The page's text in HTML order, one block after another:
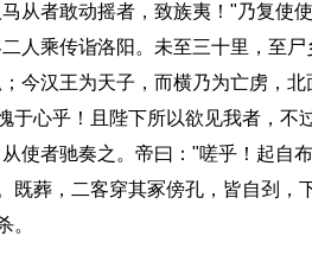
从者敢动摇者，致族夷！"乃复使
人乘传诣洛阳。未至三十里，至
今汉王为天子，而横乃为亡虏，
于心乎！且陛下所以欲见我者，
使者驰奏之。帝曰："嗟乎！起自
既葬，二客穿其冢傍孔，皆自刭
。